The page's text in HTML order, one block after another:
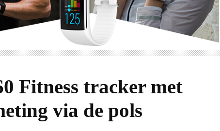
Fitness tracker met
via de pols